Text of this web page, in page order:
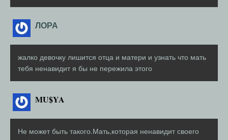
ЛОРА
жалко девочку лишится отца и матери и узнать что мать
тебя ненавидит я бы не пережила этого
MU$YA
Не может быть такого.Мать,которая ненавидит своего